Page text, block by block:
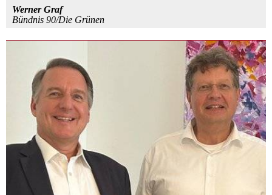
Werner Graf
Bündnis 90/Die Grünen